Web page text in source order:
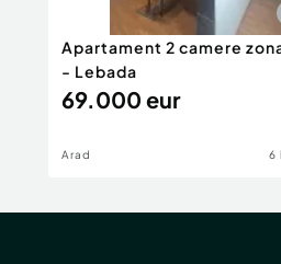
Consumul de energie
Indicele de emisii
Consum de energie
Confort:1
Număr Băi:
Apartament 2 camere
- Lebada
69.000 eur
Arad 6